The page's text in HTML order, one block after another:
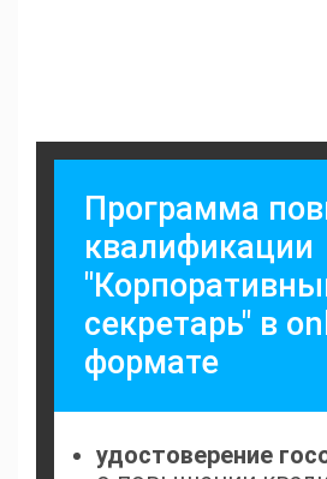
Программа
квалификации
секретарь" в
формате
удостоверение